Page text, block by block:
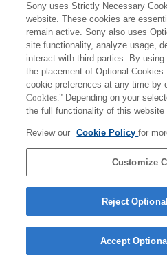
a gravação de filmes, a gravação pára.
Se rodar o anel de íris, o tempo antes da
Quando o anel de íris está definido para
Defocus Control [Controlo de
[Criatividade fotográfica] não funciona
ecrã surge como habitualmente.
Sony uses Strictly Necessary
website. These cookies are
remain active. Sony also uses
site functionality, analyze usage,
interact with third parties. By
the placement of Optional
cookie preferences at any time by
Cookies." Depending on your
the full functionality of this website
Review our Cookie Policyfor
Customize
Reject
Accept